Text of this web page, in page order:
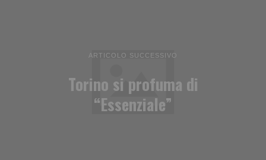
ARTICOLO SUCCESSIVO
Torino si profuma di
“Essenziale”